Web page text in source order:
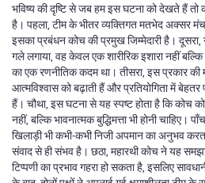
भविष्य की दृष्टि से जब हम इस घटना को देखते हैं
है। पहला, टीम के भीतर व्यक्तिगत मतभेद अक्सर
इसका प्रबंधन कोच की प्रमुख जिम्मेदारी है।
गले लगाया, वह केवल एक शारीरिक इशारा नहीं
का एक रणनीतिक कदम था। तीसरा, इस प्रकार की
आत्मविश्वास को बढ़ाती हैं और प्रतियोगिता में
हैं। चौथा, इस घटना से यह स्पष्ट होता है कि कोच
नहीं, बल्कि भावनात्मक बुद्धिमत्ता भी होनी चाहिए।
खिलाड़ी भी कभी‑कभी निजी अपमान का अनुभव
संवाद से ही संभव है। छठा, महारथी कोच ने यह
टिप्पणी का प्रभाव गहरा हो सकता है, इसलिए